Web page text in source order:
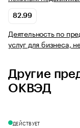
82.99
Деятельность по
услуг для бизнеса,
Другие
ОКВЭД
ДЕЙСТВУЕТ